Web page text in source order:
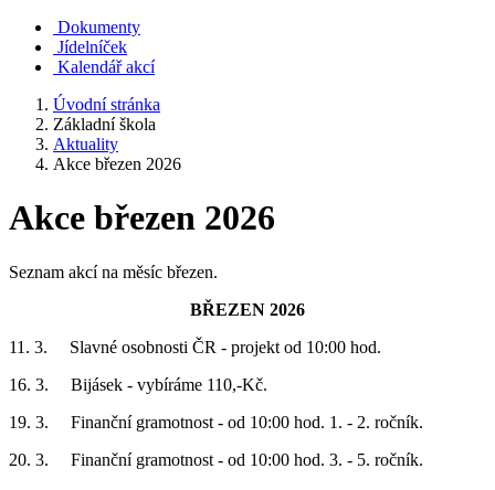
Dokumenty
Jídelníček
Kalendář akcí
Úvodní stránka
Základní škola
Aktuality
Akce březen 2026
Akce březen 2026
Seznam akcí na měsíc březen.
BŘEZEN 2026
11. 3. Slavné osobnosti ČR - projekt od 10:00 hod.
16. 3. Bijásek - vybíráme 110,-Kč.
19. 3. Finanční gramotnost - od 10:00 hod. 1. - 2. ročník.
20. 3. Finanční gramotnost - od 10:00 hod. 3. - 5. ročník.